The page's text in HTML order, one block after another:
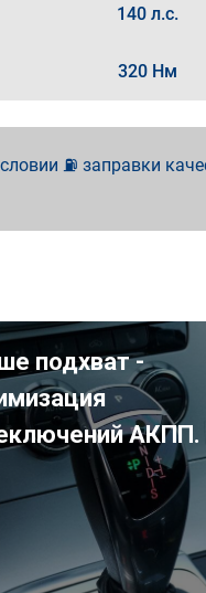
140 л.с.
320 Нм
⛽ заправки
подхват -
АКПП.